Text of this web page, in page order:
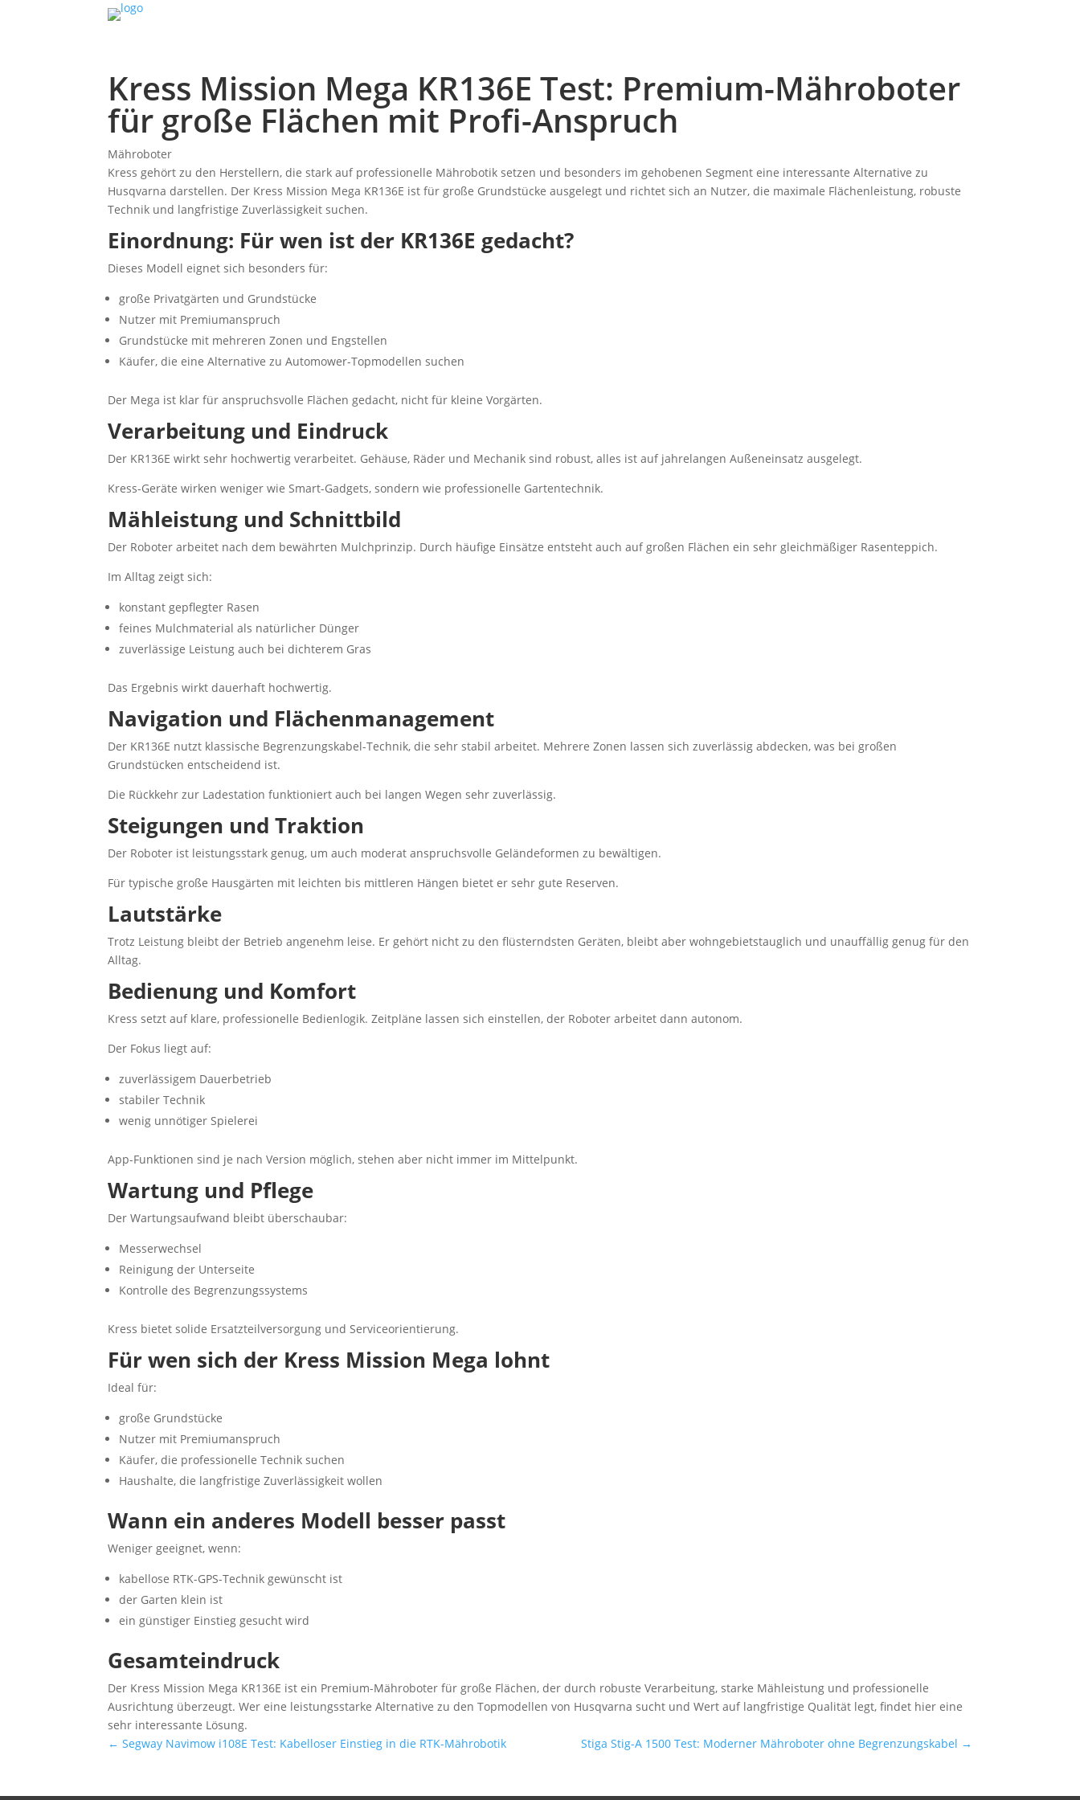
Kress Mission Mega KR136E Test: Premium-Mähroboter
für große Flächen mit Profi-Anspruch
Mähroboter
Kress gehört zu den Herstellern, die stark auf professionelle Mährobotik setzen und besonders im gehobenen Segment eine interessante Alternative zu
Husqvarna darstellen. Der Kress Mission Mega KR136E ist für große Grundstücke ausgelegt und richtet sich an Nutzer, die maximale Flächenleistung, robuste
Technik und langfristige Zuverlässigkeit suchen.
Einordnung: Für wen ist der KR136E gedacht?
Dieses Modell eignet sich besonders für:
große Privatgärten und Grundstücke
Nutzer mit Premiumanspruch
Grundstücke mit mehreren Zonen und Engstellen
Käufer, die eine Alternative zu Automower-Topmodellen suchen
Der Mega ist klar für anspruchsvolle Flächen gedacht, nicht für kleine Vorgärten.
Verarbeitung und Eindruck
Der KR136E wirkt sehr hochwertig verarbeitet. Gehäuse, Räder und Mechanik sind robust, alles ist auf jahrelangen Außeneinsatz ausgelegt.
Kress-Geräte wirken weniger wie Smart-Gadgets, sondern wie professionelle Gartentechnik.
Mähleistung und Schnittbild
Der Roboter arbeitet nach dem bewährten Mulchprinzip. Durch häufige Einsätze entsteht auch auf großen Flächen ein sehr gleichmäßiger Rasenteppich.
Im Alltag zeigt sich:
konstant gepflegter Rasen
feines Mulchmaterial als natürlicher Dünger
zuverlässige Leistung auch bei dichterem Gras
Das Ergebnis wirkt dauerhaft hochwertig.
Navigation und Flächenmanagement
Der KR136E nutzt klassische Begrenzungskabel-Technik, die sehr stabil arbeitet. Mehrere Zonen lassen sich zuverlässig abdecken, was bei großen
Grundstücken entscheidend ist.
Die Rückkehr zur Ladestation funktioniert auch bei langen Wegen sehr zuverlässig.
Steigungen und Traktion
Der Roboter ist leistungsstark genug, um auch moderat anspruchsvolle Geländeformen zu bewältigen.
Für typische große Hausgärten mit leichten bis mittleren Hängen bietet er sehr gute Reserven.
Lautstärke
Trotz Leistung bleibt der Betrieb angenehm leise. Er gehört nicht zu den flüsterndsten Geräten, bleibt aber wohngebietstauglich und unauffällig genug für den
Alltag.
Bedienung und Komfort
Kress setzt auf klare, professionelle Bedienlogik. Zeitpläne lassen sich einstellen, der Roboter arbeitet dann autonom.
Der Fokus liegt auf:
zuverlässigem Dauerbetrieb
stabiler Technik
wenig unnötiger Spielerei
App-Funktionen sind je nach Version möglich, stehen aber nicht immer im Mittelpunkt.
Wartung und Pflege
Der Wartungsaufwand bleibt überschaubar:
Messerwechsel
Reinigung der Unterseite
Kontrolle des Begrenzungssystems
Kress bietet solide Ersatzteilversorgung und Serviceorientierung.
Für wen sich der Kress Mission Mega lohnt
Ideal für:
große Grundstücke
Nutzer mit Premiumanspruch
Käufer, die professionelle Technik suchen
Haushalte, die langfristige Zuverlässigkeit wollen
Wann ein anderes Modell besser passt
Weniger geeignet, wenn:
kabellose RTK-GPS-Technik gewünscht ist
der Garten klein ist
ein günstiger Einstieg gesucht wird
Gesamteindruck
Der Kress Mission Mega KR136E ist ein Premium-Mähroboter für große Flächen, der durch robuste Verarbeitung, starke Mähleistung und professionelle
Ausrichtung überzeugt. Wer eine leistungsstarke Alternative zu den Topmodellen von Husqvarna sucht und Wert auf langfristige Qualität legt, findet hier eine
sehr interessante Lösung.
←Segway Navimow i108E Test: Kabelloser Einstieg in die RTK-Mährobotik Stiga Stig-A 1500 Test: Moderner Mähroboter ohne Begrenzungskabel →